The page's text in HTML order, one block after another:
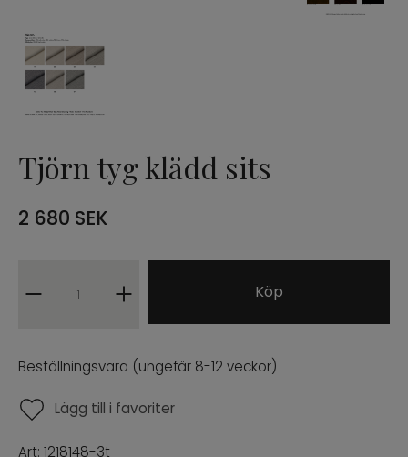
Stolar
INREDNING
Tjörn tyg klädd sits
2 680 SEK
Köp
Beställningsvara (ungefär 8-12 veckor)
Lägg till i favoriter
Art: 1218148-3t